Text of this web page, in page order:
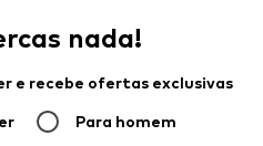
nada!
e recebe ofertas exclusivas
Para homem